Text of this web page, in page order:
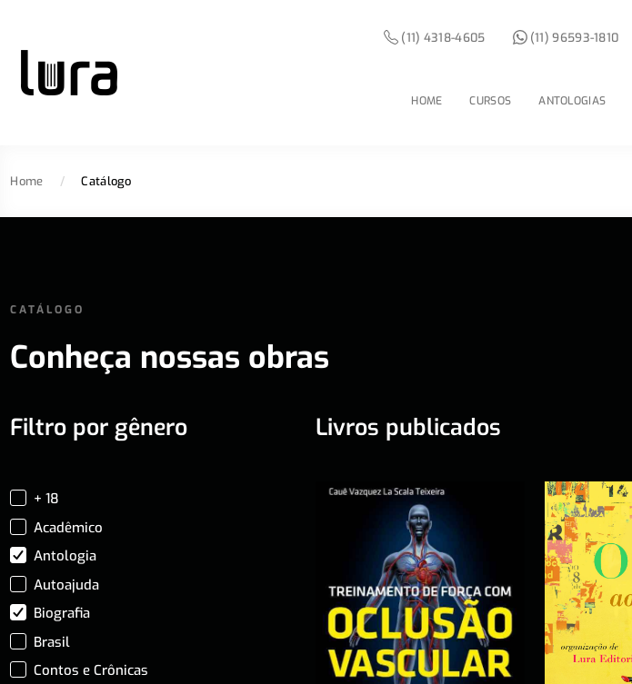
HOME CURSOS ANTOLOGIAS
(11) 4318-4605 (11) 96593-1810
Home / Catálogo
CATÁLOGO
Conheça nossas obras
Filtro por gênero
+ 18
Acadêmico
Antologia
Autoajuda
Biografia
Brasil
Contos e Crônicas
Livros publicados